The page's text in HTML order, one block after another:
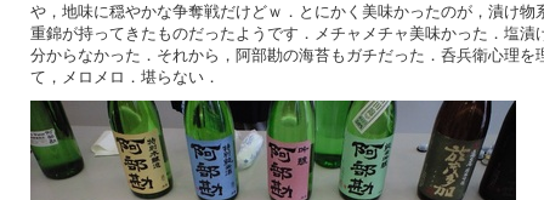
や，地味に穏やかな争奪戦だけどｗ．とにかく美味かったのが，漬け物
重錦が持ってきたものだったようです．メチャメチャ美味かった．塩漬
分からなかった．それから，阿部勘の海苔もガチだった．呑兵衛心理を
て，メロメロ．堪らない．